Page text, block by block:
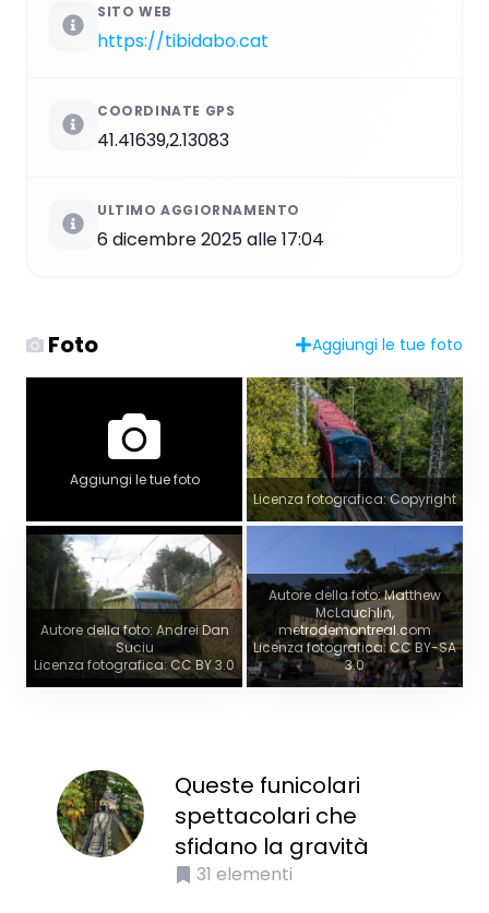
SITO WEB
https://tibidabo.cat
COORDINATE GPS
41.41639,2.13083
ULTIMO AGGIORNAMENTO
6 dicembre 2025 alle 17:04
Foto Aggiungi le tue foto
Aggiungi le tue foto
Licenza fotografica: Copyright
Autore della foto: Andrei Dan
Suciu
Licenza fotografica: CC BY 3.0
Autore della foto: Matthew
McLauchlin,
metrodemontreal.com
Licenza fotografica: CC BY-SA
3.0
Queste funicolari
spettacolari che
sfidano la gravità
31 elementi